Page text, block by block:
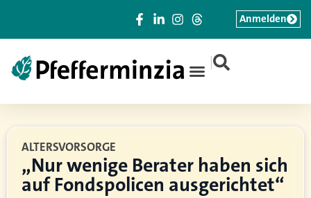
|
Anmelden
ALTERSVORSORGE
„Nur wenige Berater haben sich
auf Fondspolicen ausgerichtet“